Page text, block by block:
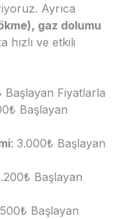
Ayrıca
gaz dolumu
hızlı ve etkili
Başlayan Fiyatlarla
Başlayan
: 3.000₺ Başlayan
Başlayan
Başlayan